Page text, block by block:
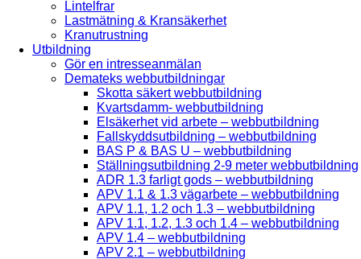
Lintelfrar
Lastmätning & Kransäkerhet
Kranutrustning
Utbildning
Gör en intresseanmälan
Demateks webbutbildningar
Skotta säkert webbutbildning
Kvartsdamm- webbutbildning
Elsäkerhet vid arbete – webbutbildning
Fallskyddsutbildning – webbutbildning
BAS P & BAS U – webbutbildning
Ställningsutbildning 2-9 meter webbutbildning
ADR 1.3 farligt gods – webbutbildning
APV 1.1 & 1.3 vägarbete – webbutbildning
APV 1.1, 1.2 och 1.3 – webbutbildning
APV 1.1, 1.2, 1.3 och 1.4 – webbutbildning
APV 1.4 – webbutbildning
APV 2.1 – webbutbildning